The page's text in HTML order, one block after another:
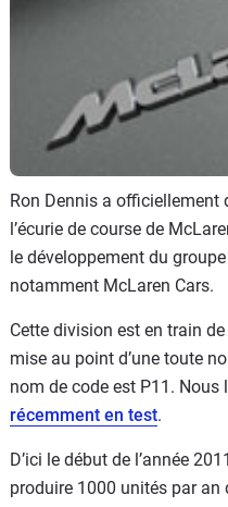
Services
Forum
Moto
Marques
Ron Dennis a
l’écurie de course de
le développement du groupe
notamment McLaren Cars.
Cette division est en train
mise au point d’une toute
nom de code est P11. Nous
récemment en test.
D’ici le début de l’année
produire 1000 unités par